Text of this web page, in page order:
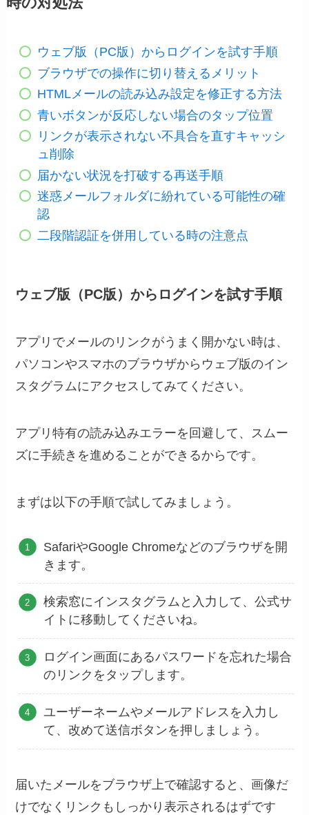
ウェブ版（PC版）からログインを試す手順
ブラウザでの操作に切り替えるメリット
HTMLメールの読み込み設定を修正する方法
青いボタンが反応しない場合のタップ位置
リンクが表示されない不具合を直すキャッシ
ュ削除
届かない状況を打破する再送手順
迷惑メールフォルダに紛れている可能性の確
認
二段階認証を併用している時の注意点
ウェブ版（PC版）からログインを試す手順
アプリでメールのリンクがうまく開かない時は、
パソコンやスマホのブラウザからウェブ版のイン
スタグラムにアクセスしてみてください。
アプリ特有の読み込みエラーを回避して、スムー
ズに手続きを進めることができるからです。
まずは以下の手順で試してみましょう。
SafariやGoogle Chromeなどのブラウザを開
きます。
検索窓にインスタグラムと入力して、公式サ
イトに移動してくださいね。
ログイン画面にあるパスワードを忘れた場合
のリンクをタップします。
ユーザーネームやメールアドレスを入力し
て、改めて送信ボタンを押しましょう。
届いたメールをブラウザ上で確認すると、画像だ
けでなくリンクもしっかり表示されるはずです